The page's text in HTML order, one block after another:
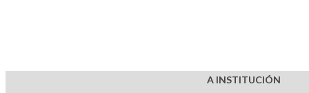
A INSTITUCIÓN